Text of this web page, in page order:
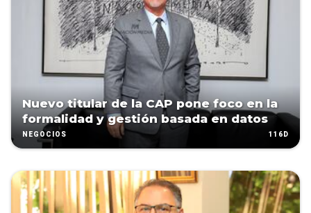
Nuevo titular de la CAP pone foco en la
formalidad y gestión basada en datos
NEGOCIOS 116D